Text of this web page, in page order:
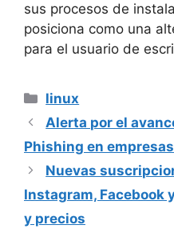
sus procesos de
posiciona como una
para el usuario de
Categorías
linux
Alerta por el
Phishing en empresas
Nuevas
Instagram, Facebook
y precios